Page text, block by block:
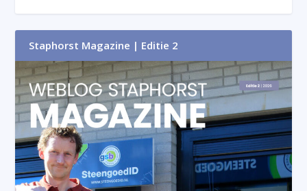
Staphorst Magazine | Editie 2